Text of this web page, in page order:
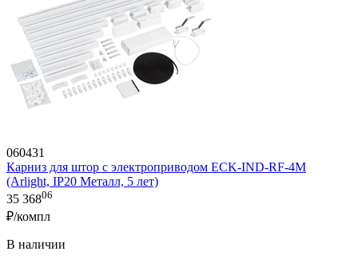
060431
Карниз для штор с электроприводом ECK-IND-RF-4M
(Arlight, IP20 Металл, 5 лет)
35 36806
₽/компл
В наличии